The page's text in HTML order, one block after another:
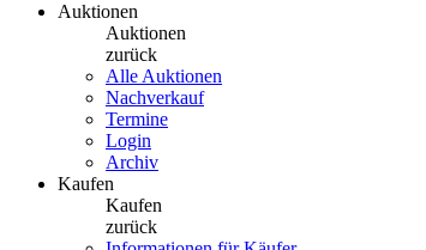
Auktionen
Auktionen
zurück
Alle Auktionen
Nachverkauf
Termine
Login
Archiv
Kaufen
Kaufen
zurück